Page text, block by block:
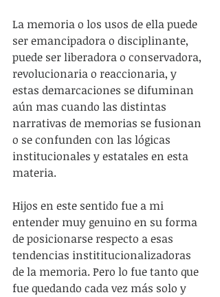
La memoria o los usos de ella puede
ser emancipadora o disciplinante,
puede ser liberadora o conservadora,
revolucionaria o reaccionaria, y
estas demarcaciones se difuminan
aún mas cuando las distintas
narrativas de memorias se fusionan
o se confunden con las lógicas
institucionales y estatales en esta
materia.
Hijos en este sentido fue a mi
entender muy genuino en su forma
de posicionarse respecto a esas
tendencias instititucionalizadoras
de la memoria. Pero lo fue tanto que
fue quedando cada vez más solo y